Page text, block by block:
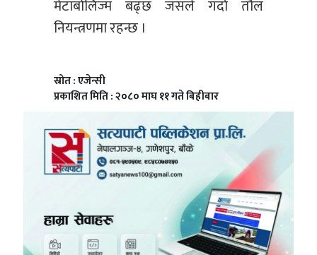
मेटाबोलिज्म बढ्छ जसले गर्दा तौल
नियन्त्रणमा रहन्छ ।
स्रोत : एजेन्सी
प्रकाशित मिति : २०८० माघ ११ गते बिहीबार